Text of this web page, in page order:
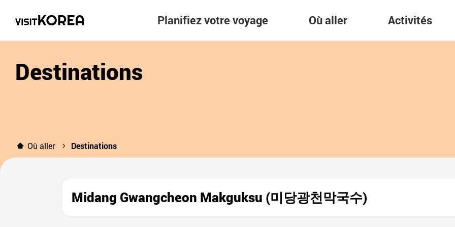
Planifiez votre voyage Où aller Activités
Destinations
Où aller Destinations
Midang Gwangcheon Makguksu (미당광천막국수)